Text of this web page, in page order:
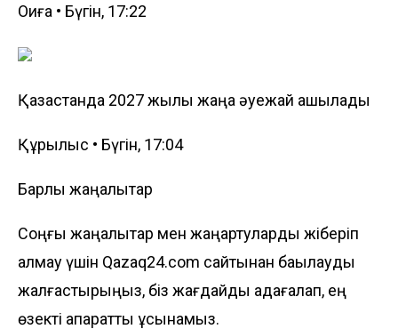
Оқиға • Бүгін, 17:22
Қазақстанда 2027 жылы жаңа әуежай ашылады
Құрылыс • Бүгін, 17:04
Барлық жаңалықтар
Соңғы жаңалықтар мен жаңартуларды жіберіп
алмау үшін Qazaq24.com сайтынан бақылауды
жалғастырыңыз, біз жағдайды қадағалап, ең
өзекті ақпаратты ұсынамыз.